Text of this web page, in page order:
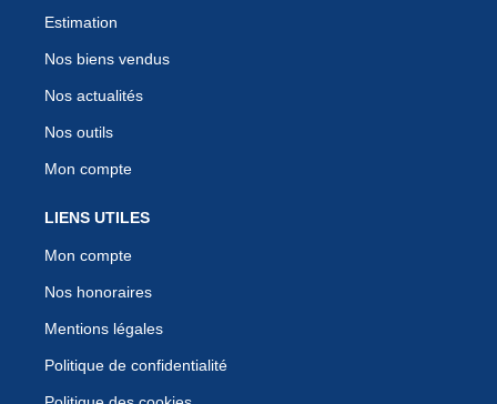
Estimation
Nos biens vendus
Nos actualités
Nos outils
Mon compte
LIENS UTILES
Mon compte
Nos honoraires
Mentions légales
Politique de confidentialité